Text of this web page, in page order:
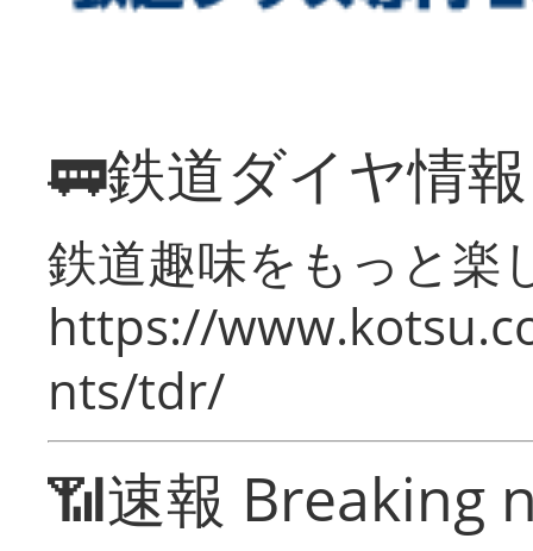
🚃鉄道ダイヤ情
鉄道趣味をもっと楽
https://
nts/tdr/
📶速報 Breaking